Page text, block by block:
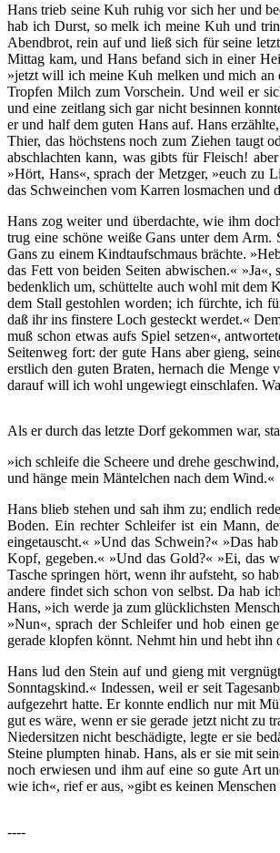
Hans trieb seine Kuh ruhig vor sich her und
hab ich Durst, so melk ich meine Kuh und
Abendbrot, rein auf und ließ sich für seine
Mittag kam, und Hans befand sich in einer
»jetzt will ich meine Kuh melken und mich an
Tropfen Milch zum Vorschein. Und weil er
und eine zeitlang sich gar nicht besinnen
er und half dem guten Hans auf. Hans
Thier, das höchstens noch zum Ziehen taugt
abschlachten kann, was gibts für Fleisch!
»Hört, Hans«, sprach der Metzger, »euch zu
das Schweinchen vom Karren losmachen und
Hans zog weiter und überdachte, wie ihm
trug eine schöne weiße Gans unter dem
Gans zu einem Kindtaufschmaus brächte.
das Fett von beiden Seiten abwischen.«
bedenklich um, schüttelte auch wohl mit dem
dem Stall gestohlen worden; ich fürchte, ich
daß ihr ins finstere Loch gesteckt werdet.«
muß schon etwas aufs Spiel setzen«,
Seitenweg fort: der gute Hans aber gieng,
erstlich den guten Braten, hernach die
darauf will ich wohl ungewiegt einschlafen.
Als er durch das letzte Dorf gekommen war,
»ich schleife die Scheere und drehe geschwind,
und hänge mein Mäntelchen nach dem Wind.«
Hans blieb stehen und sah ihm zu; endlich
Boden. Ein rechter Schleifer ist ein Mann,
eingetauscht.« »Und das Schwein?« »Das
Kopf, gegeben.« »Und das Gold?« »Ei, das
Tasche springen hört, wenn ihr aufsteht, so
andere findet sich schon von selbst. Da hab
Hans, »ich werde ja zum glücklichsten
»Nun«, sprach der Schleifer und hob einen
gerade klopfen könnt. Nehmt hin und hebt ihn
Hans lud den Stein auf und gieng mit
Sonntagskind.« Indessen, weil er seit
aufgezehrt hatte. Er konnte endlich nur mit
gut es wäre, wenn er sie gerade jetzt nicht zu
Niedersitzen nicht beschädigte, legte er sie
Steine plumpten hinab. Hans, als er sie mit
noch erwiesen und ihm auf eine so gute Art
wie ich«, rief er aus, »gibt es keinen
----